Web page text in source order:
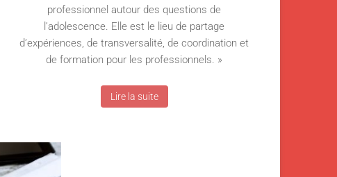
professionnel autour des questions de
l’adolescence. Elle est le lieu de partage
d’expériences, de transversalité, de coordination et
de formation pour les professionnels. »
Lire la suite